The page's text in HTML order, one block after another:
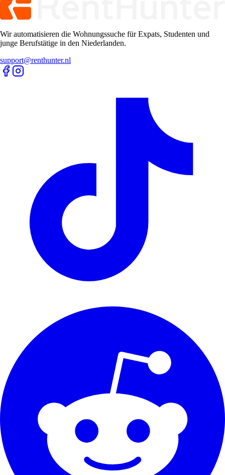
Wir automatisieren die Wohnungssuche für Expats, Studenten und
junge Berufstätige in den Niederlanden.
support@renthunter.nl